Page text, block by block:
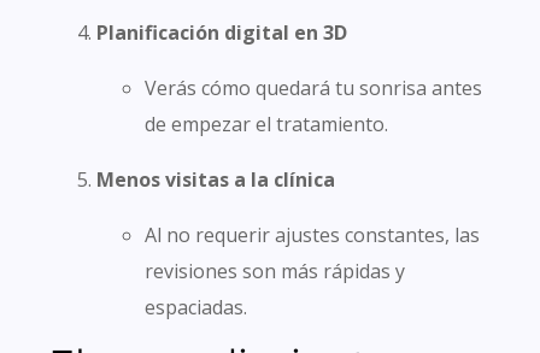
Planificación digital en 3D
Verás cómo quedará tu sonrisa antes
de empezar el tratamiento.
Menos visitas a la clínica
Al no requerir ajustes constantes, las
revisiones son más rápidas y
espaciadas.